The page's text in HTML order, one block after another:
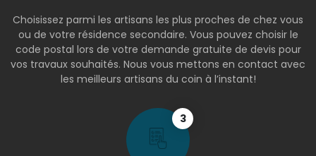
Choisissez parmi les artisans les plus proches de chez vous
ou de votre résidence secondaire. Vous pouvez choisir le
code postal lors de votre demande gratuite de devis pour
vos travaux souhaités. Nous vous mettons en contact avec
les meilleurs artisans du coin à l’instant!
3